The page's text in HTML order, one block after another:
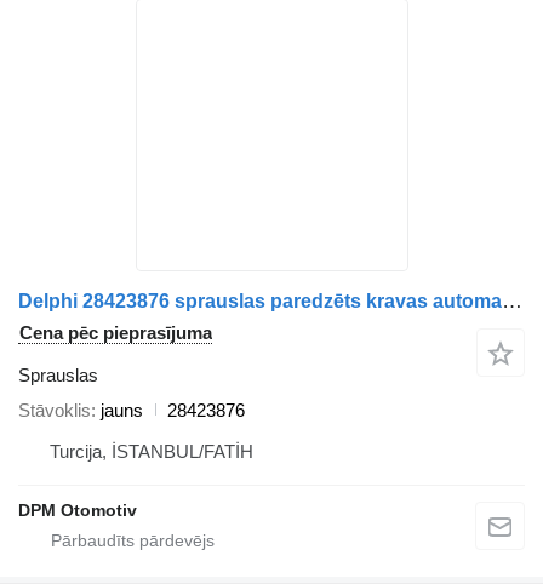
Delphi 28423876 sprauslas paredzēts kravas automašīnas
Cena pēc pieprasījuma
Sprauslas
Stāvoklis jauns
28423876
Turcija, İSTANBUL/FATİH
DPM Otomotiv